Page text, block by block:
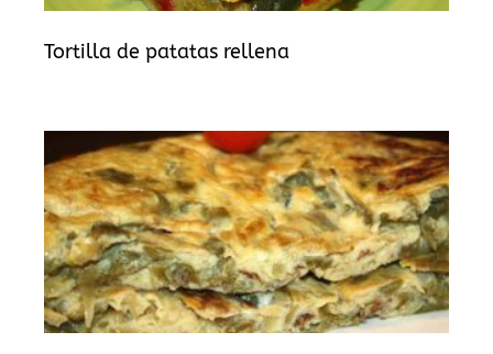
Tortilla de patatas rellena